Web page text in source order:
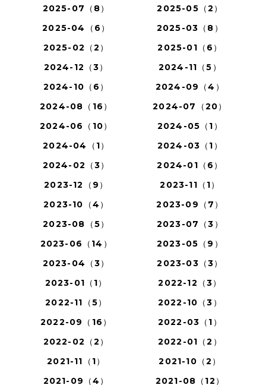
2025-07（8）
2025-05（2）
2025-04（6）
2025-03（8）
2025-02（2）
2025-01（6）
2024-12（3）
2024-11（5）
2024-10（6）
2024-09（4）
2024-08（16）
2024-07（20）
2024-06（10）
2024-05（1）
2024-04（1）
2024-03（1）
2024-02（3）
2024-01（6）
2023-12（9）
2023-11（1）
2023-10（4）
2023-09（7）
2023-08（5）
2023-07（3）
2023-06（14）
2023-05（9）
2023-04（3）
2023-03（3）
2023-01（1）
2022-12（3）
2022-11（5）
2022-10（3）
2022-09（16）
2022-03（1）
2022-02（2）
2022-01（2）
2021-11（1）
2021-10（2）
2021-09（4）
2021-08（12）